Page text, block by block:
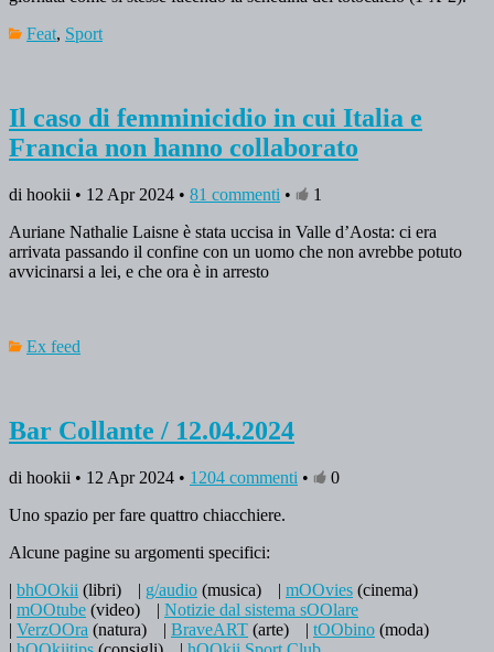
Feat, Sport
Il caso di femminicidio in cui Italia e
Francia non hanno collaborato
di hookii • 12 Apr 2024 • 81 commenti •
1
Auriane Nathalie Laisne è stata uccisa in Valle d’Aosta: ci era
arrivata passando il confine con un uomo che non avrebbe potuto
avvicinarsi a lei, e che ora è in arresto
Ex feed
Bar Collante / 12.04.2024
di hookii • 12 Apr 2024 • 1204 commenti •
0
Uno spazio per fare quattro chiacchiere.
Alcune pagine su argomenti specifici:
| bhOOkii (libri) | g/audio (musica) | mOOvies (cinema)
| mOOtube (video) | Notizie dal sistema sOOlare
| VerzOOra (natura) | BraveART (arte) | tOObino (moda)